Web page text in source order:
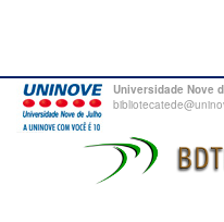
Universidade Nove